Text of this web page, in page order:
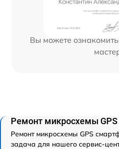
Вы можете
Ремонт микросхемы
Ремонт микросхемы GPS
задача для нашего сервис-